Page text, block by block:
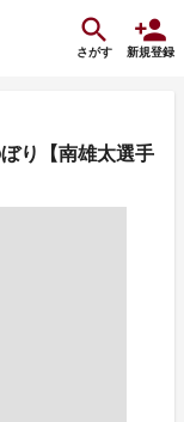
さがす 新規登録
り【南雄太選手